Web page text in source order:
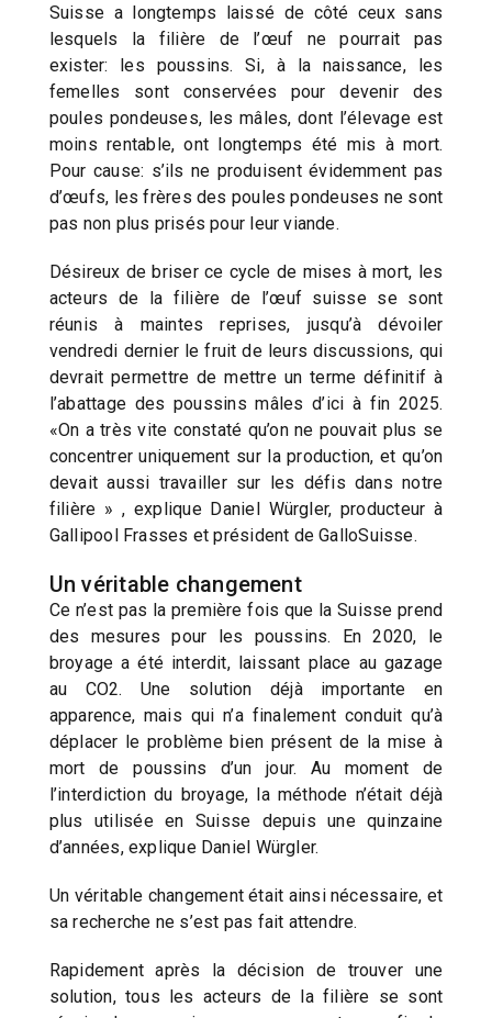
Suisse a longtemps laissé de côté ceux sans
lesquels la filière de l’œuf ne pourrait pas
exister: les poussins. Si, à la naissance, les
femelles sont conservées pour devenir des
poules pondeuses, les mâles, dont l’élevage est
moins rentable, ont longtemps été mis à mort.
Pour cause: s’ils ne produisent évidemment pas
d’œufs, les frères des poules pondeuses ne sont
pas non plus prisés pour leur viande.
Désireux de briser ce cycle de mises à mort, les
acteurs de la filière de l’œuf suisse se sont
réunis à maintes reprises, jusqu’à dévoiler
vendredi dernier le fruit de leurs discussions, qui
devrait permettre de mettre un terme définitif à
l’abattage des poussins mâles d’ici à fin 2025.
«On a très vite constaté qu’on ne pouvait plus se
concentrer uniquement sur la production, et qu’on
devait aussi travailler sur les défis dans notre
filière » , explique Daniel Würgler, producteur à
Gallipool Frasses et président de GalloSuisse.
Un véritable changement
Ce n’est pas la première fois que la Suisse prend
des mesures pour les poussins. En 2020, le
broyage a été interdit, laissant place au gazage
au CO2. Une solution déjà importante en
apparence, mais qui n’a finalement conduit qu’à
déplacer le problème bien présent de la mise à
mort de poussins d’un jour. Au moment de
l’interdiction du broyage, la méthode n’était déjà
plus utilisée en Suisse depuis une quinzaine
d’années, explique Daniel Würgler.
Un véritable changement était ainsi nécessaire, et
sa recherche ne s’est pas fait attendre.
Rapidement après la décision de trouver une
solution, tous les acteurs de la filière se sont